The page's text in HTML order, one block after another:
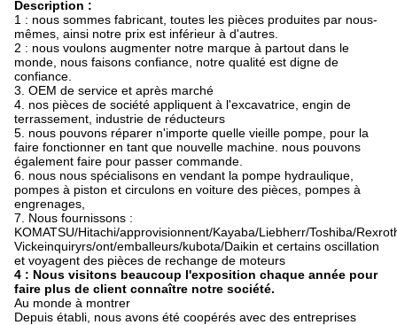
Description :
1 : nous sommes fabricant, toutes les pièces produites par nous-
mêmes, ainsi notre prix est inférieur à d'autres.
2 : nous voulons augmenter notre marque à partout dans le
monde, nous faisons confiance, notre qualité est digne de
confiance.
3. OEM de service et après marché
4. nos pièces de société appliquent à l'excavatrice, engin de
terrassement, industrie de réducteurs
5. nous pouvons réparer n'importe quelle vieille pompe, pour la
faire fonctionner en tant que nouvelle machine. nous pouvons
également faire pour passer commande.
6. nous nous spécialisons en vendant la pompe hydraulique,
pompes à piston et circulons en voiture des pièces, pompes à
engrenages,
7. Nous fournissons :
KOMATSU/Hitachi/approvisionnent/Kayaba/Liebherr/Toshiba/
Vickeinquiryrs/ont/emballeurs/kubota/Daikin et certains oscillation
et voyagent des pièces de rechange de moteurs
4 : Nous visitons beaucoup l'exposition chaque année pour
faire plus de client connaître notre société.
Au monde à montrer
Depuis établi, nous avons été coopérés avec des entreprises